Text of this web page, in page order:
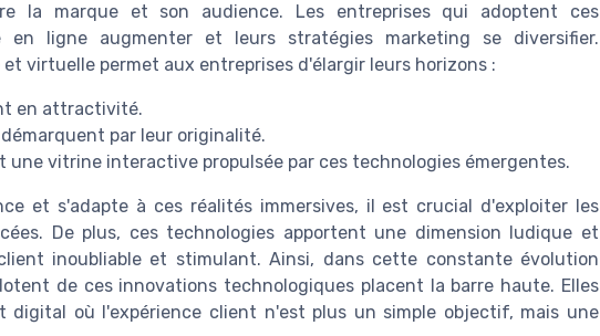
la marque et son audience. Les entreprises qui adoptent ces
en ligne augmenter et leurs stratégies marketing se diversifier.
virtuelle permet aux entreprises d'élargir leurs horizons :
en attractivité.
par leur originalité.
une vitrine interactive propulsée par ces technologies émergentes.
et s'adapte à ces réalités immersives, il est crucial d'exploiter les
De plus, ces technologies apportent une dimension ludique et
inoubliable et stimulant. Ainsi, dans cette constante évolution
de ces innovations technologiques placent la barre haute. Elles
digital où l'expérience client n'est plus un simple objectif, mais une